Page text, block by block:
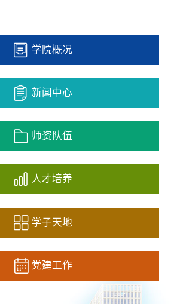
学院概况
新闻中心
师资队伍
人才培养
学子天地
党建工作